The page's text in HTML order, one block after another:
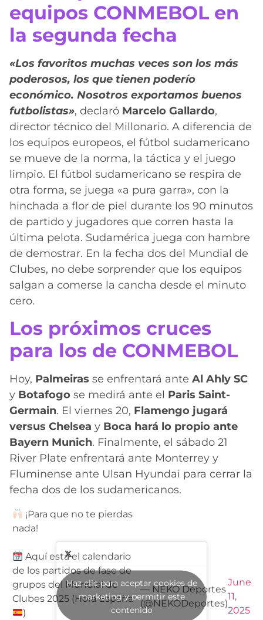
equipos CONMEBOL en
la segunda fecha
«Los favoritos muchas veces son los más
poderosos, los que tienen poderío
económico. Nosotros exportamos buenos
futbolistas», declaró Marcelo Gallardo,
director técnico del Millonario. A diferencia de
los equipos europeos, el fútbol sudamericano
se mueve de la norma, la táctica y el juego
limpio. El fútbol sudamericano se respira de
otra forma, se juega «a pura garra», con la
hinchada a flor de piel durante los 90 minutos
de partido y jugadores que corren hasta la
última pelota. Sudamérica juega con hambre
de demostrar. En la fecha dos del Mundial de
Clubes, no debe sorprender que los equipos
salgan a comerse la cancha desde el minuto
cero.
Los próximos cruces
para los de CONMEBOL
Hoy, Palmeiras se enfrentará ante Al Ahly SC
y Botafogo se medirá ante el Paris Saint-
Germain. El viernes 20, Flamengo jugará
versus Chelsea y Boca hará lo propio ante
Bayern Munich. Finalmente, el sábado 21
River Plate enfrentará ante Monterrey y
Fluminense ante Ulsan Hyundai para cerrar la
fecha dos de los sudamericanos.
¡Para que no te pierdas
nada!
Aquí está el calendario
de los partidos de fase de
grupos del Mundial de
Clubes 2025 (Hora España
)
— NEKO Deportes
(@NEKODeportes)
June
11,
2025
Haz clic para aceptar cookies de
marketing y permitir este
contenido